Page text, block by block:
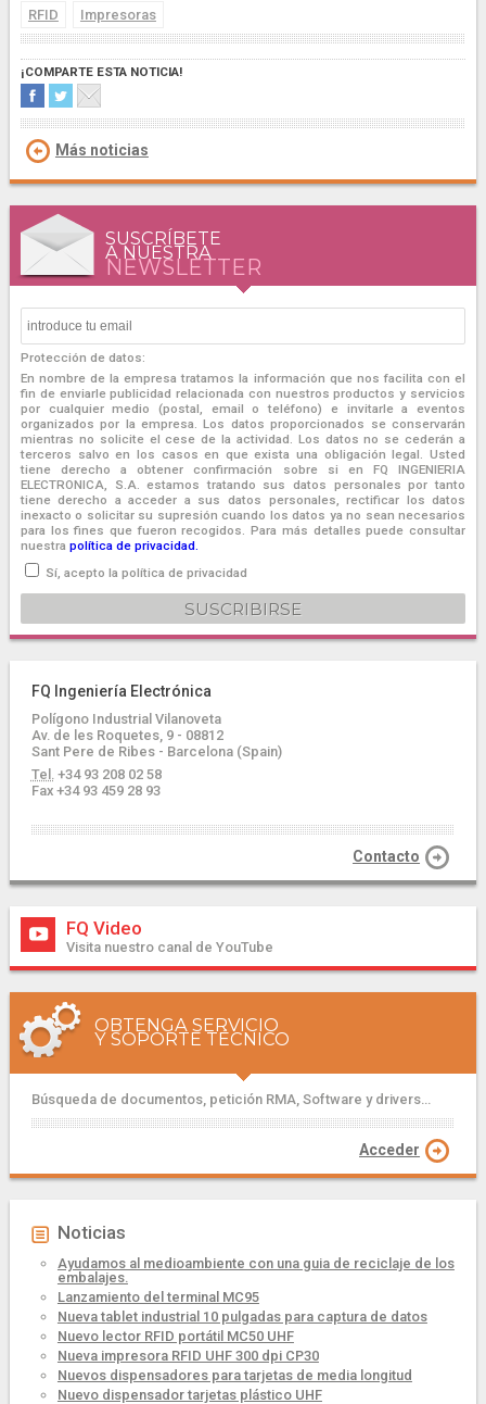
RFID Impresoras
¡COMPARTE ESTA NOTICIA!
Más noticias
SUSCRÍBETE
A NUESTRA
NEWSLETTER
Protección de datos:
En nombre de la empresa tratamos la información que nos facilita con el
fin de enviarle publicidad relacionada con nuestros productos y servicios
por cualquier medio (postal, email o teléfono) e invitarle a eventos
organizados por la empresa. Los datos proporcionados se conservarán
mientras no solicite el cese de la actividad. Los datos no se cederán a
terceros salvo en los casos en que exista una obligación legal. Usted
tiene derecho a obtener confirmación sobre si en FQ INGENIERIA
ELECTRONICA, S.A. estamos tratando sus datos personales por tanto
tiene derecho a acceder a sus datos personales, rectificar los datos
inexacto o solicitar su supresión cuando los datos ya no sean necesarios
para los fines que fueron recogidos. Para más detalles puede consultar
nuestra política de privacidad.
Sí, acepto la política de privacidad
FQ Ingeniería Electrónica
Polígono Industrial Vilanoveta
Av. de les Roquetes, 9 - 08812
Sant Pere de Ribes - Barcelona (Spain)
Tel.+34 93 208 02 58
Fax +34 93 459 28 93
Contacto
FQ Video
Visita nuestro canal de YouTube
OBTENGA SERVICIO
Y SOPORTE TÉCNICO
Búsqueda de documentos, petición RMA, Software y drivers...
Acceder
Noticias
Ayudamos al medioambiente con una guia de reciclaje de los
embalajes.
Lanzamiento del terminal MC95
Nueva tablet industrial 10 pulgadas para captura de datos
Nuevo lector RFID portátil MC50 UHF
Nueva impresora RFID UHF 300 dpi CP30
Nuevos dispensadores para tarjetas de media longitud
Nuevo dispensador tarjetas plástico UHF